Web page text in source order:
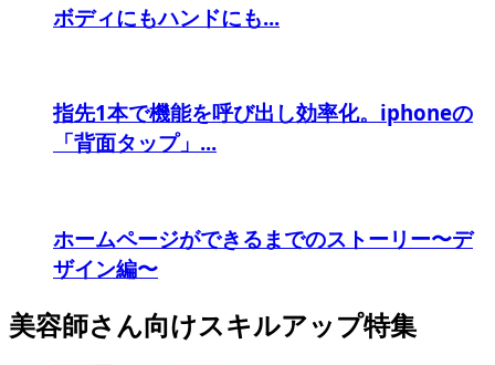
ボディにもハンドにも...
指先1本で機能を呼び出し効率化。iphoneの
「背面タップ」...
ホームページができるまでのストーリー〜デ
ザイン編〜
美容師さん向けスキルアップ特集